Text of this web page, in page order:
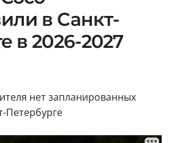
в Санкт-
в 2026-2027
нет запланированных
Петербурге